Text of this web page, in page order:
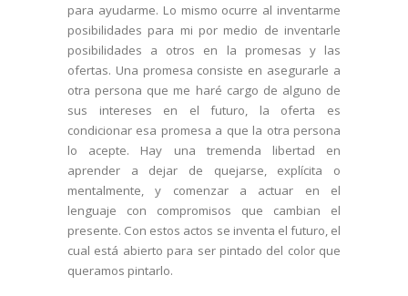
para ayudarme. Lo mismo ocurre al inventarme
posibilidades para mi por medio de inventarle
posibilidades a otros en la promesas y las
ofertas. Una promesa consiste en asegurarle a
otra persona que me haré cargo de alguno de
sus intereses en el futuro, la oferta es
condicionar esa promesa a que la otra persona
lo acepte. Hay una tremenda libertad en
aprender a dejar de quejarse, explícita o
mentalmente, y comenzar a actuar en el
lenguaje con compromisos que cambian el
presente. Con estos actos se inventa el futuro, el
cual está abierto para ser pintado del color que
queramos pintarlo.